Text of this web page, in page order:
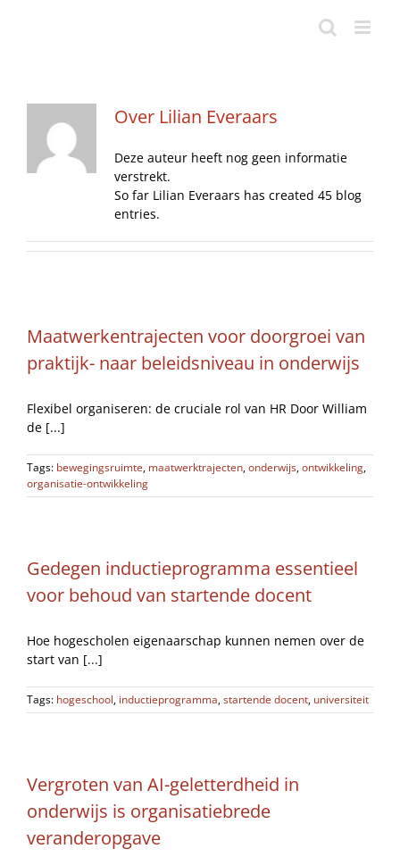
Over Lilian Everaars
Deze auteur heeft nog geen informatie
verstrekt.
So far Lilian Everaars has created 45 blog
entries.
Maatwerkentrajecten voor doorgroei van
praktijk- naar beleidsniveau in onderwijs
Flexibel organiseren: de cruciale rol van HR Door William
de [...]
Tags: bewegingsruimte, maatwerktrajecten,onderwijs,ontwikkeling,
organisatie-ontwikkeling
Gedegen inductieprogramma essentieel
voor behoud van startende docent
Hoe hogescholen eigenaarschap kunnen nemen over de
start van [...]
Tags: hogeschool, inductieprogramma,startende docent, universiteit
Vergroten van AI-geletterdheid in
onderwijs is organisatiebrede
veranderopgave